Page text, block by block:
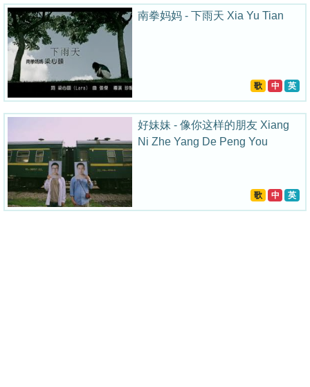
南拳妈妈 - 下雨天 Xia Yu Tian
歌 中 英
好妹妹 - 像你这样的朋友 Xiang
Ni Zhe Yang De Peng You
歌 中 英